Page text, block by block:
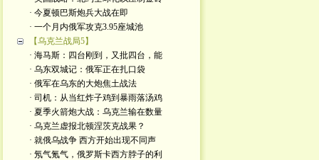
· 今夏顿巴斯炮兵大战在即
· 一个月内俄军攻克3.95座城池
【乌克兰战局5】
· 海马斯：四台刚到，又批四台，能
· 乌东双城记：俄军正在扎口袋
· 俄军在乌东的大炮焦土战法
· 司机：从当红炸子鸡到暴雨落汤鸡
· 夏季火箭炮大战：乌克兰输在数量
· 乌克兰虚报北顿涅茨克战果？
· 就俄乌战争 西方开始出现不同声
· 氖气氪气，俄罗斯卡西方脖子的利